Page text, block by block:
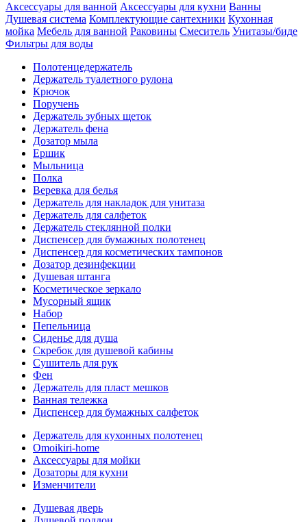
Аксессуары для ванной Аксессуары для кухни Ванны
Душевая система Комплектующие сантехники Кухонная
мойка Мебель для ванной Раковины Смеситель Унитазы/биде
Фильтры для воды
Полотенцедержатель
Держатель туалетного рулона
Крючок
Поручень
Держатель зубных щеток
Держатель фена
Дозатор мыла
Eршик
Мыльница
Полка
Веревка для белья
Держатель для накладок для унитаза
Держатель для салфеток
Держатель стеклянной полки
Диспенсер для бумажных полотенец
Диспенсер для косметических тампонов
Дозатор дезинфекции
Душевая штанга
Косметическое зеркало
Мусорный ящик
Набор
Пепельница
Сиденье для душа
Скребок для душевой кабины
Сушитель для рук
Фен
Держатель для пласт мешков
Ванная тележка
Диспенсер для бумажных салфеток
Держатель для кухонных полотенец
Omoikiri-home
Аксессуары для мойки
Дозаторы для кухни
Изменчители
Душевая дверь